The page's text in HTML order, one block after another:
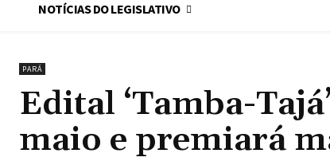
NOTÍCIAS DO LEGISLATIVO
PARÁ
Edital ‘Tamba-
maio e premiará